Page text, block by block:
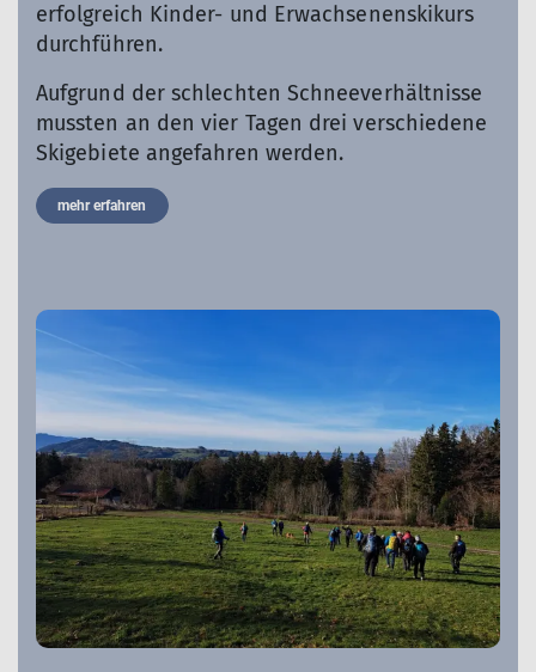
erfolgreich Kinder- und Erwachsenenskikurs
durchführen.
Aufgrund der schlechten Schneeverhältnisse
mussten an den vier Tagen drei verschiedene
Skigebiete angefahren werden.
mehr erfahren